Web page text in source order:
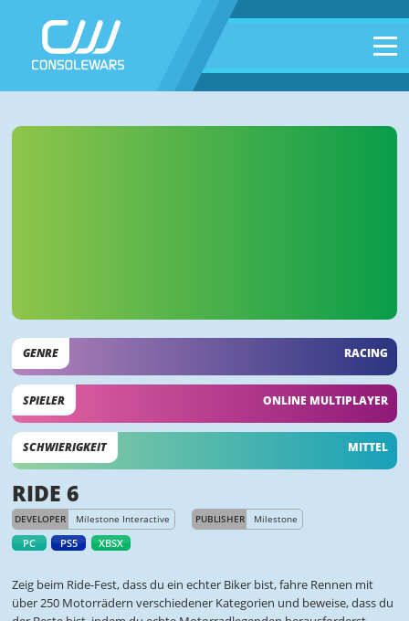
GENRE RACING
SPIELER ONLINE MULTIPLAYER
SCHWIERIGKEIT MITTEL
RIDE 6
DEVELOPER Milestone Interactive PUBLISHER Milestone
PC PS5 XBSX
Zeig beim Ride-Fest, dass du ein echter Biker bist, fahre Rennen mit
über 250 Motorrädern verschiedener Kategorien und beweise, dass du